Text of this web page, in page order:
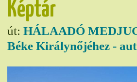
Képtár
út: HÁLAADÓ
Béke Királynőjéhez -